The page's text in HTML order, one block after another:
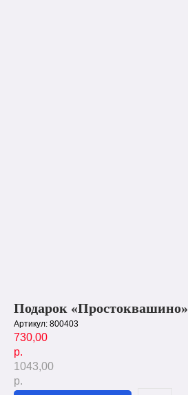
Подарок «Простоквашино»
Артикул: 800403
730,00
р.
1043,00
р.